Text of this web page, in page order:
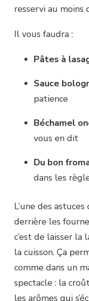
resservi au moins
Il vous faudra :
Pâtes à
Sauce
patience
Béchamel
vous en dit
Du bon
dans les
L’une des
derrière les
c’est de laisser la
la cuisson. Ça
comme dans un
spectacle : la
les arômes qui